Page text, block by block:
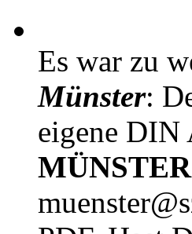
Es war zu
Münster:
eigene DIN
MÜNSTER